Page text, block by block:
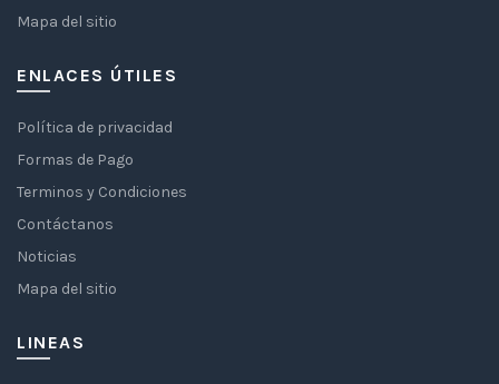
Mapa del sitio
ENLACES ÚTILES
Política de privacidad
Formas de Pago
Terminos y Condiciones
Contáctanos
Noticias
Mapa del sitio
LINEAS